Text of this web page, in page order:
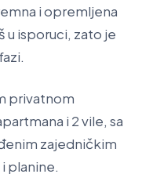
i opremljena
u isporuci, zato je
privatnom
i 2 vile, sa
zajedničkim
planine.